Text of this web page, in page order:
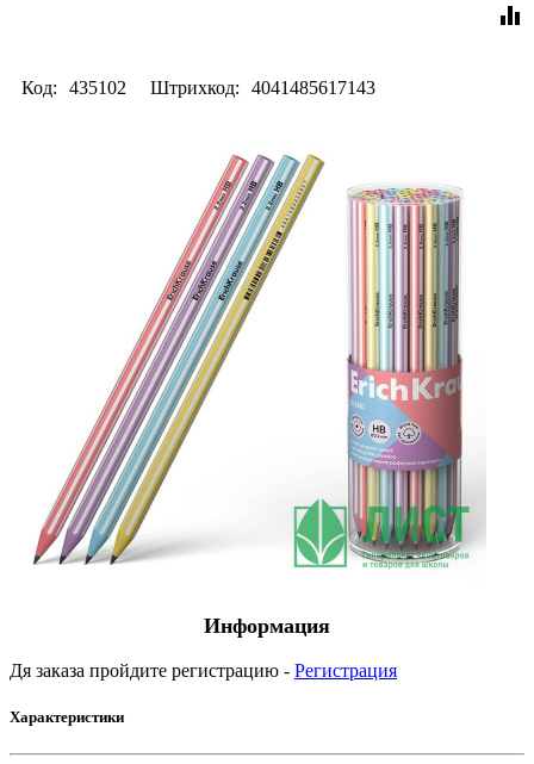
equalizer
Код: 435102 Штрихкод: 4041485617143
Информация
Дя заказа пройдите регистрацию - Регистрация
Характеристики